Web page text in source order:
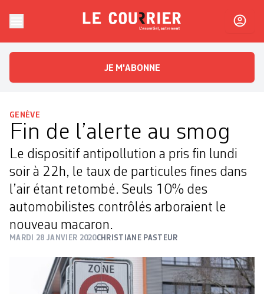
Le CourrierL'essentiel, autrement
JE M'ABONNE
GENÈVE
Fin de l’alerte au smog
Le dispositif antipollution a pris fin lundi
soir à 22h, le taux de particules fines dans
l’air étant retombé. Seuls 10% des
automobilistes contrôlés arboraient le
nouveau macaron.
MARDI 28 JANVIER 2020CHRISTIANE PASTEUR